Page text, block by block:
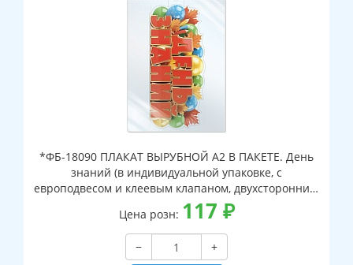
*ФБ-18090 ПЛАКАТ ВЫРУБНОЙ А2 В ПАКЕТЕ. День
знаний (в индивидуальной упаковке, с
европодвесом и клеевым клапаном, двухсторонний,
ВД-лак)
Цена розн: 117 ₽
−
+